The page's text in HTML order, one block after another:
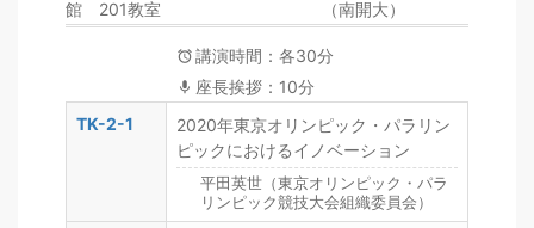
館 201教室
（南開大）
講演時間：各30分
座長挨拶：10分
TK-2-1
2020年東京オリンピック・パラリン
ピックにおけるイノベーション
平田英世（東京オリンピック・パラ
リンピック競技大会組織委員会）